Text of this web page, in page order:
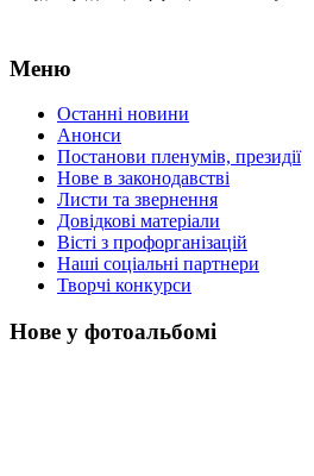
Меню
Останні новини
Анонси
Постанови пленумів, президії
Нове в законодавстві
Листи та звернення
Довідкові матеріали
Вісті з профорганізацій
Наші соціальні партнери
Творчі конкурси
Нове у фотоальбомі